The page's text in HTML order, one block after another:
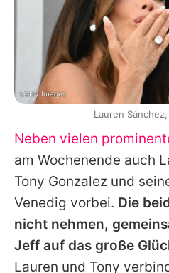
Neben vielen
am Wochenende auch
Tony Gonzalez und
Venedig vorbei. Die
nicht nehmen,
Jeff auf das große
Lauren und Tony
Getty Images
Lauren